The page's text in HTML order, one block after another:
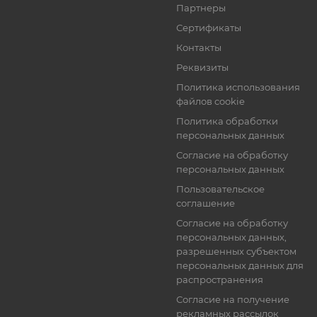
Толстовка Мужская
Темный серый